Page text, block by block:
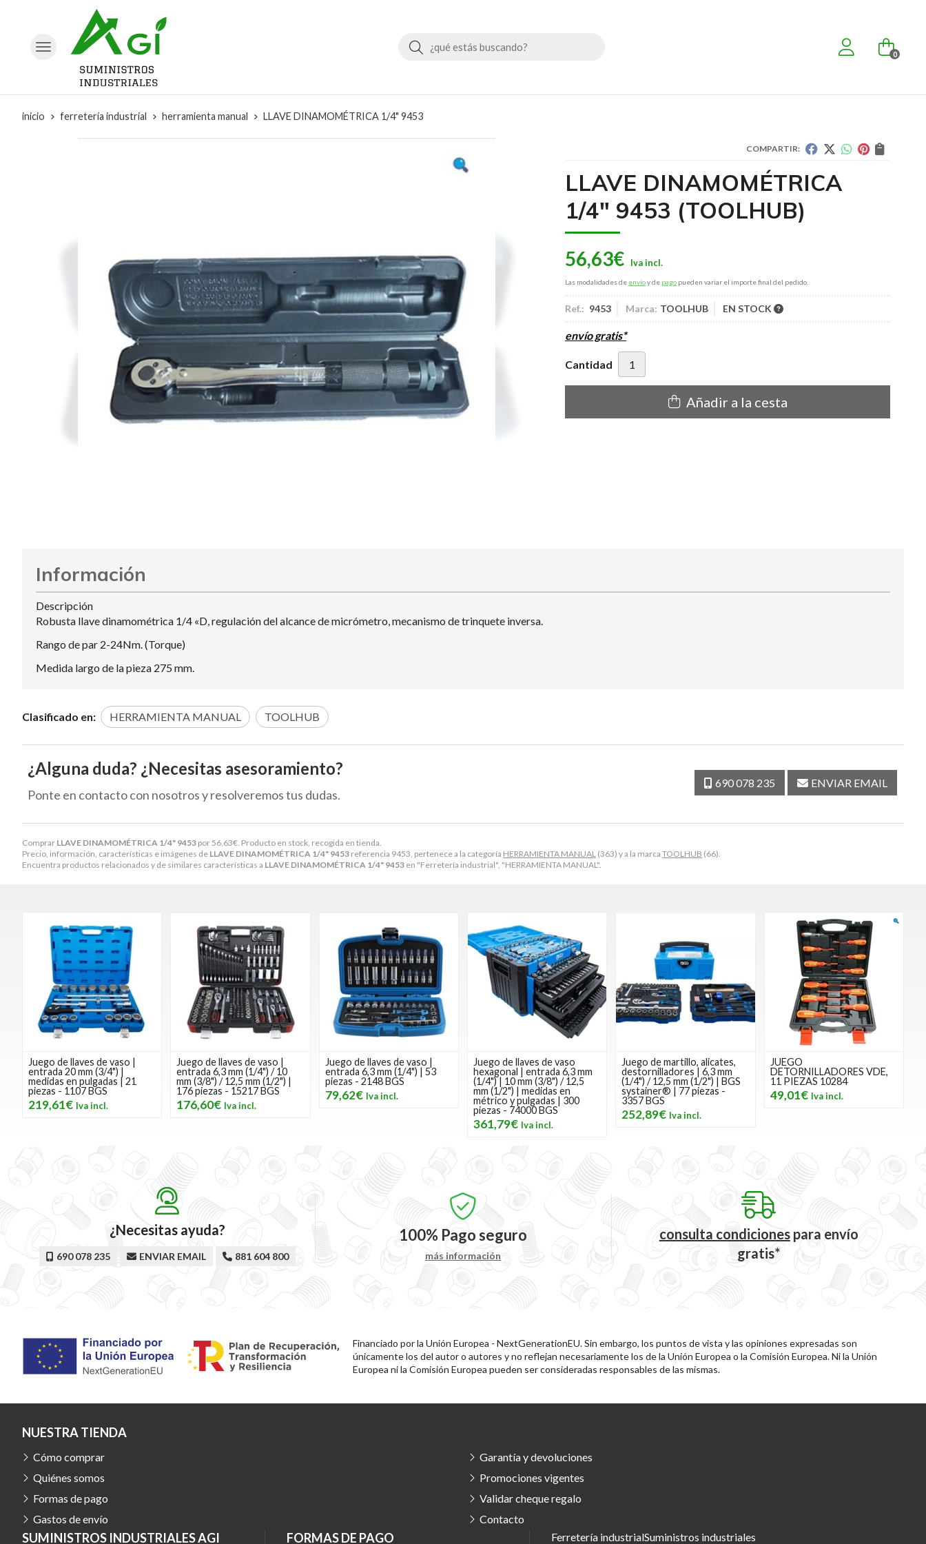
Buscar 0
inicio ferretería industrial herramienta manual LLAVE DINAMOMÉTRICA 1/4" 9453
COMPARTIR:
LLAVE DINAMOMÉTRICA
1/4" 9453 (TOOLHUB)
56,63€
Las modalidades de envíoy de pago pueden variar el importe final del pedido.
Ref.: 9453 Marca: TOOLHUB EN STOCK
envío gratis*
Cantidad
Añadir a la cesta
Comprar LLAVE DINAMOMÉTRICA 1/4" 9453 por 56,63€ . Producto en stock, recogida en tienda.
Precio, información, características e imágenes de LLAVE DINAMOMÉTRICA 1/4" 9453 referencia 9453, pertenece a la categoría HERRAMIENTA MANUAL (363) y a la marca TOOLHUB (66).
Encuentra productos relacionados y de similares características a LLAVE DINAMOMÉTRICA 1/4" 9453 en "Ferretería industrial", "HERRAMIENTA MANUAL".
Información
Descripción
Robusta llave dinamométrica 1/4 «D, regulación del alcance de micrómetro, mecanismo de trinquete inversa.
Rango de par 2-24Nm. (Torque)
Medida largo de la pieza 275 mm.
Clasificado en: HERRAMIENTA MANUAL TOOLHUB
¿Alguna duda? ¿Necesitas asesoramiento?
Ponte en contacto con nosotros y resolveremos tus dudas.
690 078 235 ENVIAR EMAIL
Juego de llaves de vaso |
entrada 20 mm (3/4") |
medidas en pulgadas | 21
piezas - 1107 BGS
219,61€
Juego de llaves de vaso |
entrada 6,3 mm (1/4") / 10
mm (3/8") / 12,5 mm (1/2") |
176 piezas - 15217 BGS
176,60€
Juego de llaves de vaso |
entrada 6,3 mm (1/4") | 53
piezas - 2148 BGS
79,62€
Juego de llaves de vaso
hexagonal | entrada 6,3 mm
(1/4") | 10 mm (3/8") / 12,5
mm (1/2") | medidas en
métrico y pulgadas | 300
piezas - 74000 BGS
361,79€
Juego de martillo, alicates,
destornilladores | 6,3 mm
(1/4") / 12,5 mm (1/2") | BGS
systainer® | 77 piezas -
3357 BGS
252,89€
JUEGO
DETORNILLADORES VDE,
11 PIEZAS 10284
49,01€
¿Necesitas ayuda?
690 078 235 ENVIAR EMAIL 881 604 800
100% Pago seguro
más información
consulta condicionespara envío
gratis*
Financiado por la Unión Europea - NextGenerationEU. Sin embargo, los puntos de vista y las opiniones expresadas son
únicamente los del autor o autores y no reflejan necesariamente los de la Unión Europea o la Comisión Europea. Ni la Unión
Europea ni la Comisión Europea pueden ser consideradas responsables de las mismas.
SUMINISTROS INDUSTRIALES AGI FORMAS DE PAGO
NUESTRA TIENDA
Cómo comprar
Quiénes somos
Formas de pago
Gastos de envío
Garantía y devoluciones
Promociones vigentes
Validar cheque regalo
Contacto
Ferretería industrialSuministros industriales